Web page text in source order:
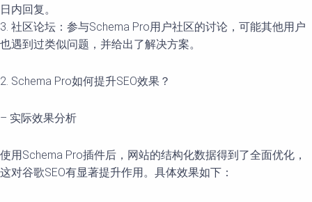
日内回复。
3. 社区论坛：参与Schema Pro用户社区的讨论，可能其他用户
也遇到过类似问题，并给出了解决方案。
2. Schema Pro如何提升SEO效果？
– 实际效果分析
使用Schema Pro插件后，网站的结构化数据得到了全面优化，
这对谷歌SEO有显著提升作用。具体效果如下：